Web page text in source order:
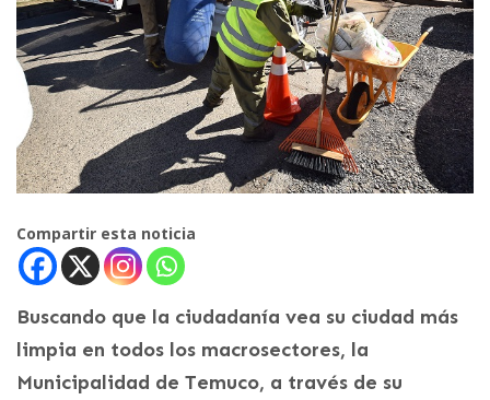
Compartir esta noticia
Buscando que la ciudadanía vea su ciudad más
limpia en todos los macrosectores, la
Municipalidad de Temuco, a través de su